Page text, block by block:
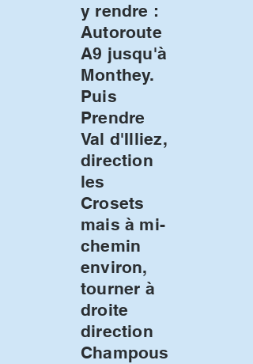
y rendre :
Autoroute
A9 jusqu'à
Monthey.
Puis
Prendre
Val d'Illiez,
direction
les
Crosets
mais à mi-
chemin
environ,
tourner à
droite
direction
Champous